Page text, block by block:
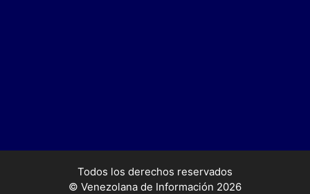
Todos los derechos reservados
© Venezolana de Información 2026